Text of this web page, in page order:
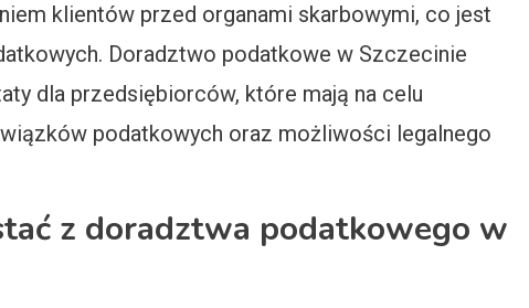
klientów przed organami skarbowymi, co jest
Doradztwo podatkowe w Szczecinie
dla przedsiębiorców, które mają na celu
podatkowych oraz możliwości legalnego
z doradztwa podatkowego w